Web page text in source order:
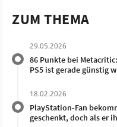
ZUM THEMA
29.05.2026
86 Punkte bei
PS5 ist gerade günstig
18.02.2026
PlayStation-Fan
geschenkt, doch als er